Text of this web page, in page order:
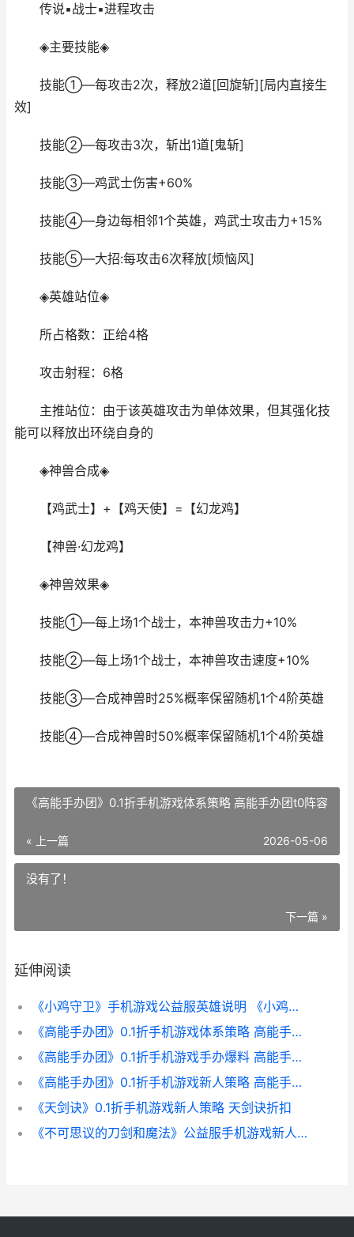
传说▪战士▪进程攻击
◈主要技能◈
技能①—每攻击2次，释放2道[回旋斩][局内直接生
效]
技能②—每攻击3次，斩出1道[鬼斩]
技能③—鸡武士伤害+60%
技能④—身边每相邻1个英雄，鸡武士攻击力+15%
技能⑤—大招:每攻击6次释放[烦恼风]
◈英雄站位◈
所占格数：正给4格
攻击射程：6格
主推站位：由于该英雄攻击为单体效果，但其强化技
能可以释放出环绕自身的
◈神兽合成◈
【鸡武士】+【鸡天使】=【幻龙鸡】
【神兽·幻龙鸡】
◈神兽效果◈
技能①—每上场1个战士，本神兽攻击力+10%
技能②—每上场1个战士，本神兽攻击速度+10%
技能③—合成神兽时25%概率保留随机1个4阶英雄
技能④—合成神兽时50%概率保留随机1个4阶英雄
《高能手办团》0.1折手机游戏体系策略 高能手办团t0阵容
« 上一篇 2026-05-06
没有了！
下一篇 »
延伸阅读
《小鸡守卫》手机游戏公益服英雄说明 《小鸡守卫》手工制作
《高能手办团》0.1折手机游戏体系策略 高能手办团t0阵容
《高能手办团》0.1折手机游戏手办爆料 高能手办团胜地巡礼攻略
《高能手办团》0.1折手机游戏新人策略 高能手办团家主冒险记龙王试炼
《天剑诀》0.1折手机游戏新人策略 天剑诀折扣
《不可思议的刀剑和魔法》公益服手机游戏新人策略 《不可思议的刀剑与魔法》